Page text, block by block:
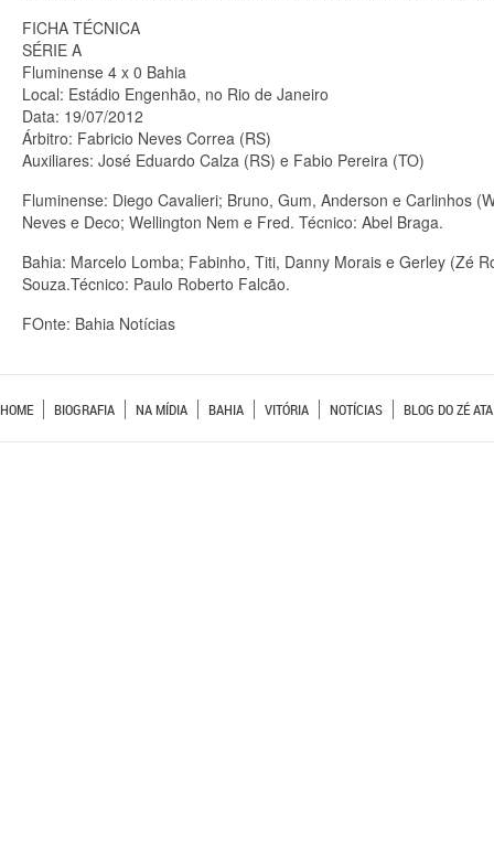
FICHA TÉCNICA
SÉRIE A
Fluminense 4 x 0 Bahia
Local: Estádio Engenhão, no Rio de Janeiro
Data: 19/07/2012
Árbitro: Fabricio Neves Correa (RS)
Auxiliares: José Eduardo Calza (RS) e Fabio Pereira (TO)
Fluminense: Diego Cavalieri; Bruno, Gum, Anderson e Carlinhos
Neves e Deco; Wellington Nem e Fred. Técnico: Abel Braga.
Bahia: Marcelo Lomba; Fabinho, Titi, Danny Morais e Gerley (Zé
Souza.Técnico: Paulo Roberto Falcão.
FOnte: Bahia Notícias
HOME BIOGRAFIA NA MÍDIA BAHIA VITÓRIA NOTÍCIAS BLOG DO ZÉ